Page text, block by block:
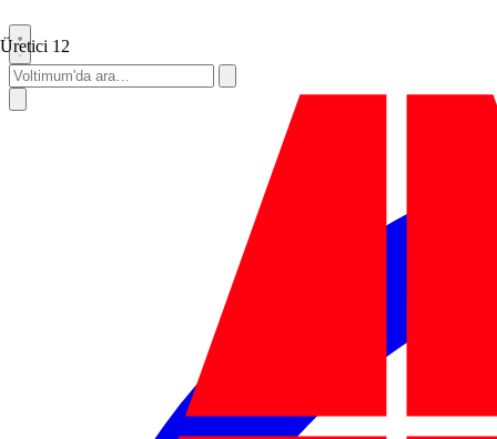
Üretici 12